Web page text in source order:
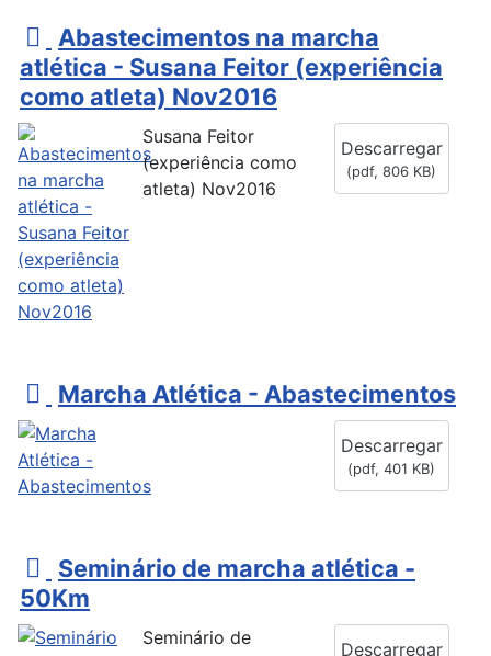
p
d
f
Abastecimentos na marcha
atlética - Susana Feitor (experiência
como atleta) Nov2016
Descarregar
(pdf, 806 KB)
Susana Feitor
(experiência como
atleta) Nov2016
p
d
f
Marcha Atlética - Abastecimentos
Descarregar
(pdf, 401 KB)
p
d
f
Seminário de marcha atlética -
50Km
Descarregar
Seminário de